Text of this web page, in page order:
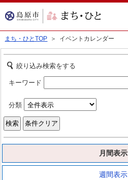
まち・ひとTOP ＞ イベントカレンダー
絞り込み検索をする
キーワード
分類
月間表示
週間表示